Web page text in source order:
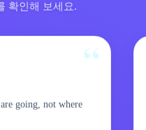
확인해 보세요.
going, not where